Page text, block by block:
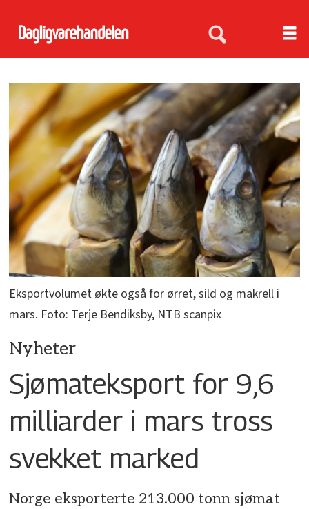
Eksportvolumet økte også for ørret, sild og makrell i
mars. Foto: Terje Bendiksby, NTB scanpix
Nyheter
Sjømateksport for 9,6
milliarder i mars tross
svekket marked
Norge eksporterte 213.000 tonn sjømat